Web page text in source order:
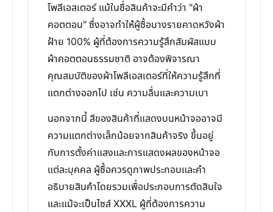
โพลีเอสเตอร์ แม้ในชื่อสินค้าจะมีคำว่า "ผ้า
คอตตอน" ซึ่งอาจทำให้ผู้ซื้อบางรายคาดหวังผ้า
ฝ้าย 100% ผู้ที่ต้องการความรู้สึกสัมผัสแบบ
ผ้าคอตตอนธรรมชาติ อาจต้องพิจารณา
คุณสมบัติของผ้าโพลีเอสเตอร์ที่ให้ความรู้สึกที่
แตกต่างออกไป เช่น ความลื่นและความเบา
นอกจากนี้ สีของสินค้าที่แสดงบนหน้าจออาจมี
ความแตกต่างเล็กน้อยจากสินค้าจริง ขึ้นอยู่
กับการตั้งค่าแสงและการแสดงผลของหน้าจอ
แต่ละบุคคล ผู้ซื้อควรดูภาพประกอบและคำ
อธิบายสินค้าโดยรวมเพื่อประกอบการตัดสินใจ
และแม้จะเป็นไซส์ XXXL ผู้ที่ต้องการความ